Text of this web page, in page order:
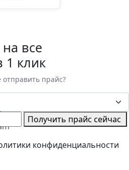
на все
1 клик
прайс?
Получить прайс сейчас
конфиденциальности